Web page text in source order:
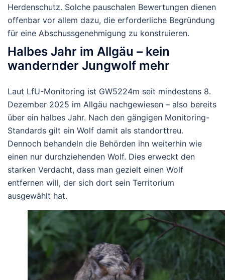
Herdenschutz. Solche pauschalen Bewertungen dienen
offenbar vor allem dazu, die erforderliche Begründung
für eine Abschussgenehmigung zu konstruieren.
Halbes Jahr im Allgäu – kein
wandernder Jungwolf mehr
Laut LfU-Monitoring ist GW5224m seit mindestens 8.
Dezember 2025 im Allgäu nachgewiesen – also bereits
über ein halbes Jahr. Nach den gängigen Monitoring-
Standards gilt ein Wolf damit als standorttreu.
Dennoch behandeln die Behörden ihn weiterhin wie
einen nur durchziehenden Wolf. Dies erweckt den
starken Verdacht, dass man gezielt einen Wolf
entfernen will, der sich dort sein Territorium
ausgewählt hat.